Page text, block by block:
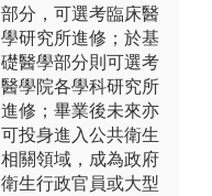
部分，可選考臨床醫
學研究所進修；於基
礎醫學部分則可選考
醫學院各學科研究所
進修；畢業後未來亦
可投身進入公共衛生
相關領域，成為政府
衛生行政官員或大型